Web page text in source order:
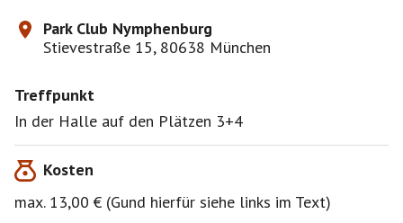
Abmeldungen können leider nur bis 24 Stunden vor
unserem Treffen angenommen werden.
Für spätere Abmeldungen bitten wir Euch um
werden müssen, sofern kein Ersatz gefunden werden
kann.
Jeder hat für entsprechende Sportbekleidung wie z.B.
rutschfeste Sportschuhe mit heller Sohle zu sorgen!!
Und noch ganz wichtig!!!:
Es handelt sich um eine private Veranstaltung.
Park Club Nymphenburg
Stievestraße 15, 80638 München
Treffpunkt
In der Halle auf den Plätzen 3+4
Kosten
max. 13,00 € (Gund hierfür siehe links im Text)